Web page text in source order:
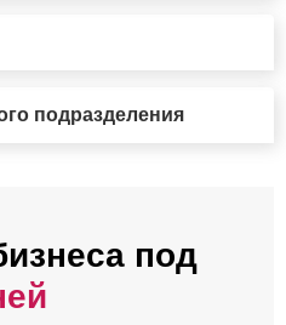
подразделения
под